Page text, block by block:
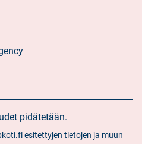
pidätetään.
esitettyjen tietojen ja muun